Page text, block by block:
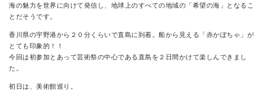
海の魅力を世界に向けて発信し、地球上のすべての地域の「希望の海」となるこ
とだそうです。
香川県の宇野港から２０分くらいで直島に到着。船から見える「赤かぼちゃ」が
とても印象的！！
今回は初参加とあって芸術祭の中心である直島を２日間かけて楽しんできまし
た。
初日は、美術館巡り。